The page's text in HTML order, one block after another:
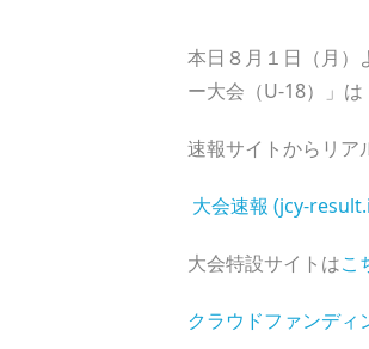
本日８月１日（月）
ー大会（U-18）」は
速報サイトからリア
大会速報 (jcy-
大会特設サイトはこ
クラウドファンディ